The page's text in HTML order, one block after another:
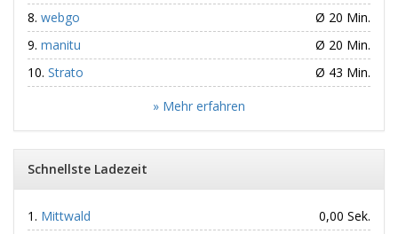
webgo
Ø 20 Min.
manitu
Ø 20 Min.
Strato
Ø 43 Min.
» Mehr erfahren
Schnellste Ladezeit
Mittwald
0,00 Sek.